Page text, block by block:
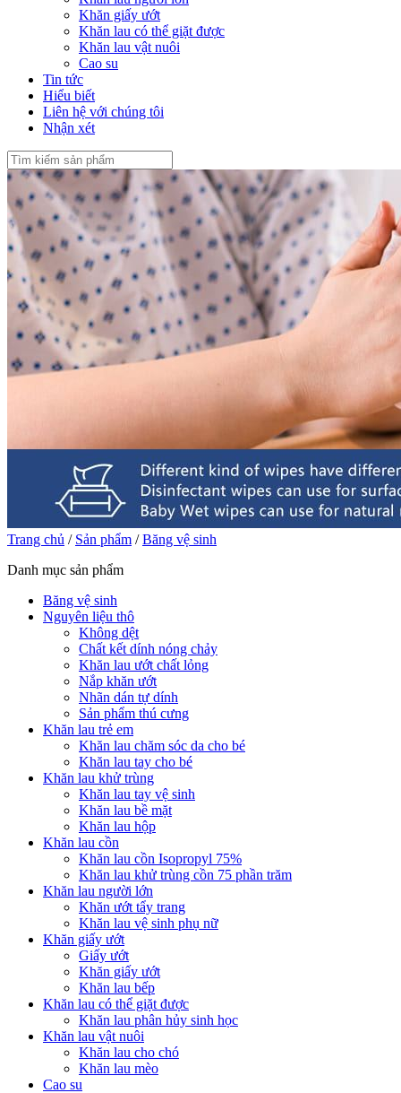
Khăn giấy ướt
Khăn lau có thể giặt được
Khăn lau vật nuôi
Cao su
Tin tức
Hiểu biết
Liên hệ với chúng tôi
Nhận xét
Trang chủ / Sản phẩm /Băng vệ sinh
Danh mục sản phẩm
Băng vệ sinh
Nguyên liệu thô
Không dệt
Chất kết dính nóng chảy
Khăn lau ướt chất lỏng
Nắp khăn ướt
Nhãn dán tự dính
Sản phẩm thú cưng
Khăn lau trẻ em
Khăn lau chăm sóc da cho bé
Khăn lau tay cho bé
Khăn lau khử trùng
Khăn lau tay vệ sinh
Khăn lau bề mặt
Khăn lau hộp
Khăn lau cồn
Khăn lau cồn Isopropyl 75%
Khăn lau khử trùng cồn 75 phần trăm
Khăn lau người lớn
Khăn ướt tẩy trang
Khăn lau vệ sinh phụ nữ
Khăn giấy ướt
Giấy ướt
Khăn giấy ướt
Khăn lau bếp
Khăn lau có thể giặt được
Khăn lau phân hủy sinh học
Khăn lau vật nuôi
Khăn lau cho chó
Khăn lau mèo
Cao su